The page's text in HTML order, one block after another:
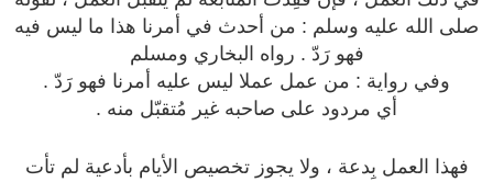
صلى الله عليه وسلم : من أحدث في أمرنا هذا ما ليس فيه
فهو رَدّ . رواه البخاري ومسلم
وفي رواية : من عمل عملا ليس عليه أمرنا فهو رَدّ .
أي مردود على صاحبه غير مُتقبّل منه .
فهذا العمل بِدعة ، ولا يجوز تخصيص الأيام بأدعية لم تأت